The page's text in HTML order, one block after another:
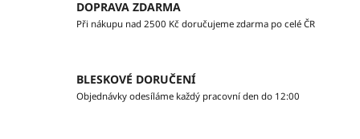
DOPRAVA ZDARMA
Při nákupu nad 2500 Kč doručujeme zdarma po celé ČR
BLESKOVÉ DORUČENÍ
Objednávky odesíláme každý pracovní den do 12:00